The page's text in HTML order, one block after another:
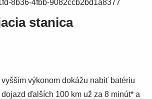
stanica
výkonom dokážu nabiť batériu
ďalších 100 km už za 8 minút* a